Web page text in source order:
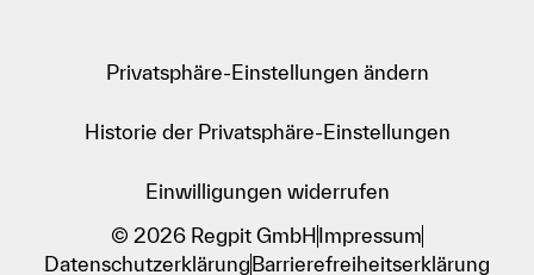
Privatsphäre-Einstellungen ändern
Historie der Privatsphäre-Einstellungen
Einwilligungen widerrufen
© 2026 Regpit GmbH Impressum
Datenschutzerklärung Barrierefreiheitserklärung